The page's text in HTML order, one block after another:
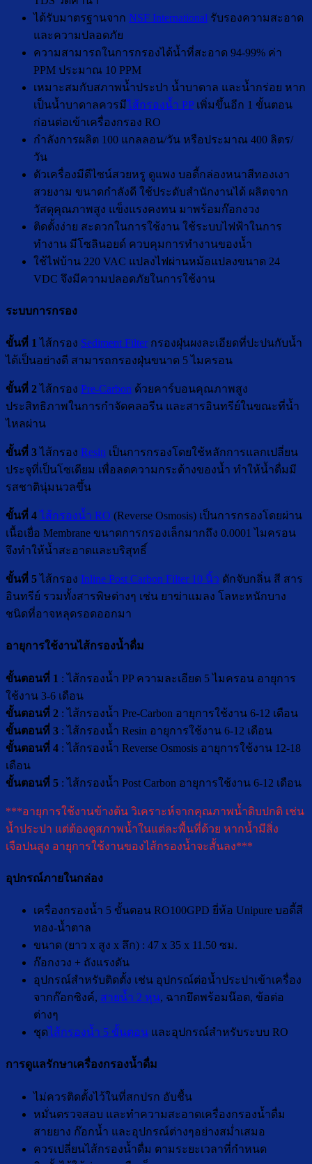
ได้รับมาตรฐานจาก NSF International รับรองความสะอาด
และความปลอดภัย
ความสามารถในการกรองได้น้ำที่สะอาด 94-99% ค่า
PPM ประมาณ 10 PPM
เหมาะสมกับสภาพน้ำประปา น้ำบาดาล และน้ำกร่อย หาก
เป็นน้ำบาดาลควรมีไส้กรองน้ำ PPเพิ่มขึ้นอีก 1 ขั้นตอน
ก่อนต่อเข้าเครื่องกรอง RO
กำลังการผลิต 100 แกลลอน/วัน หรือประมาณ 400 ลิตร/
วัน
ตัวเครื่องมีดีไซน์สวยหรู ดูแพง บอดี้กล่องหนาสีทองเงา
สวยงาม ขนาดกำลังดี ใช้ประดับสำนักงานได้ ผลิตจาก
วัสดุคุณภาพสูง แข็งแรงคงทน มาพร้อมก๊อกงวง
ติดตั้งง่าย สะดวกในการใช้งาน ใช้ระบบไฟฟ้าในการ
ทำงาน มีโซลินอยด์ ควบคุมการทำงานของน้ำ
ใช้ไฟบ้าน 220 VAC แปลงไฟผ่านหม้อแปลงขนาด 24
VDC จึงมีความปลอดภัยในการใช้งาน
ระบบการกรอง
ขั้นที่ 1 ไส้กรอง Sediment Filter กรองฝุ่นผงละเอียดที่ปะปนกับน้ำ
ได้เป็นอย่างดี สามารถกรองฝุ่นขนาด 5 ไมครอน
ขั้นที่ 2ไส้กรอง Pre-Carbon ด้วยคาร์บอนคุณภาพสูง
ประสิทธิภาพในการกำจัดคลอรีน และสารอินทรีย์ในขณะที่น้ำ
ไหลผ่าน
ขั้นที่ 3ไส้กรอง Resin เป็นการกรองโดยใช้หลักการแลกเปลี่ยน
ประจุที่เป็นโซเดียม เพื่อลดความกระด้างของน้ำ ทำให้น้ำดื่มมี
รสชาตินุ่มนวลขึ้น
ขั้นที่ 4 ไส้กรองน้ำ RO (Reverse Osmosis) เป็นการกรองโดยผ่าน
เนื้อเยื่อ Membrane ขนาดการกรองเล็กมากถึง 0.0001 ไมครอน
จึงทำให้น้ำสะอาดและบริสุทธิ์
ขั้นที่ 5ไส้กรอง Inline Post Carbon Filter 10 นิ้ว ดักจับกลิ่น สี สาร
อินทรีย์ รวมทั้งสารพิษต่างๆ เช่น ยาฆ่าแมลง โลหะหนักบาง
ชนิดที่อาจหลุดรอดออกมา
อายุการใช้งานไส้กรองน้ำดื่ม
ขั้นตอนที่ 1 : ไส้กรองน้ำ PP ความละเอียด 5 ไมครอน อายุการ
ใช้งาน 3-6 เดือน
ขั้นตอนที่ 2 : ไส้กรองน้ำ Pre-Carbon อายุการใช้งาน 6-12 เดือน
ขั้นตอนที่ 3 : ไส้กรองน้ำ Resin อายุการใช้งาน 6-12 เดือน
ขั้นตอนที่ 4 : ไส้กรองน้ำ Reverse Osmosis อายุการใช้งาน 12-18
เดือน
ขั้นตอนที่ 5 : ไส้กรองน้ำ Post Carbon อายุการใช้งาน 6-12 เดือน
***อายุการใช้งานข้างต้น วิเคราะห์จากคุณภาพน้ำดิบปกติ เช่น
น้ำประปา แต่ต้องดูสภาพน้ำในแต่ละพื้นที่ด้วย หากน้ำมีสิ่ง
เจือปนสูง อายุการใช้งานของไส้กรองน้ำจะสั้นลง***
อุปกรณ์ภายในกล่อง
เครื่องกรองน้ำ 5 ขั้นตอน RO100GPD ยี่ห้อ Unipure บอดี้สี
ทอง-น้ำตาล
ขนาด (ยาว x สูง x ลึก) : 47 x 35 x 11.50 ซม.
ก๊อกงวง + ถังแรงดัน
อุปกรณ์สำหรับติดตั้ง เช่น อุปกรณ์ต่อน้ำประปาเข้าเครื่อง
จากก๊อกซิงค์, สายน้ำ 2 หุน, ฉากยึดพร้อมน๊อต, ข้อต่อ
ต่างๆ
ชุดไส้กรองน้ำ 5 ขั้นตอน และอุปกรณ์สำหรับระบบ RO
การดูแลรักษาเครื่องกรองน้ำดื่ม
ไม่ควรติดตั้งไว้ในที่สกปรก อับชื้น
หมั่นตรวจสอบ และทำความสะอาดเครื่องกรองน้ำดื่ม
สายยาง ก๊อกน้ำ และอุปกรณ์ต่างๆอย่างสม่ำเสมอ
ควรเปลี่ยนไส้กรองน้ำดื่ม ตามระยะเวลาที่กำหนด